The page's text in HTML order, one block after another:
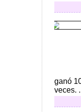
ganó
veces.